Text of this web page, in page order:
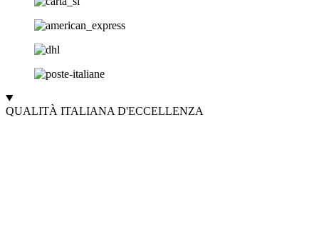
QUALITÀ ITALIANA D'ECCELLENZA